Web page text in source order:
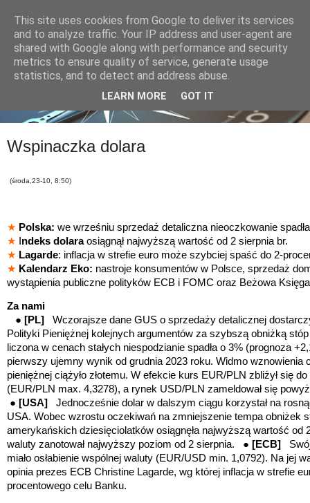
Wspinaczka dolara
(środa,23-10, 8:50)
★ Polska: we wrześniu sprzedaż detaliczna nieoczkowanie
★ Indeks dolaraosiągnął najwyższą wartość od 2 sierpnia br.
★ Lagarde: inflacja w strefie euro może szybciej spaść do 2-
★ Kalendarz Eko: nastroje konsumentów w Polsce, sprzedaż
wystąpienia publiczne polityków ECB i FOMC oraz Beżowa
Za nami
● [PL] Wczorajsze dane GUS o sprzedaży detalicznej
Polityki Pieniężnej kolejnych argumentów za szybszą obniżką
liczona w cenach stałych niespodzianie spadła o 3% (prognoza
pierwszy ujemny wynik od grudnia 2023 roku. Widmo wznowienia
pieniężnej ciążyło złotemu. W efekcie kurs EUR/PLN zbliżył się
(EUR/PLN max. 4,3278), a rynek USD/PLN zameldował się
● [USA] Jednocześnie dolar w dalszym ciągu korzystał na
USA. Wobec wzrostu oczekiwań na zmniejszenie tempa obniżek
amerykańskich dziesięciolatków osiągnęła najwyższą wartość od
waluty zanotował najwyższy poziom od 2 sierpnia. ● [ECB]
miało osłabienie wspólnej waluty (EUR/USD min. 1,0792). Na jej
opinia prezes ECB Christine Lagarde, wg której inflacja w strefie
procentowego celu Banku.
This site uses cookies from Google to deliver its services
and to analyze traffic. Your IP address and user-agent are
shared with Google along with performance and security
metrics to ensure quality of service, generate usage
statistics, and to detect and address abuse.
LEARN MORE GOT IT